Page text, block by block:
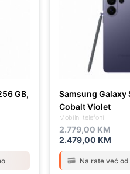
GB,
Mobilni telefoni
Samsung Galaxy
Cobalt Violet
2.779,00KM
2.779,00 KM.
2.479,00 KM
2.479,00 KM.
Na rate već